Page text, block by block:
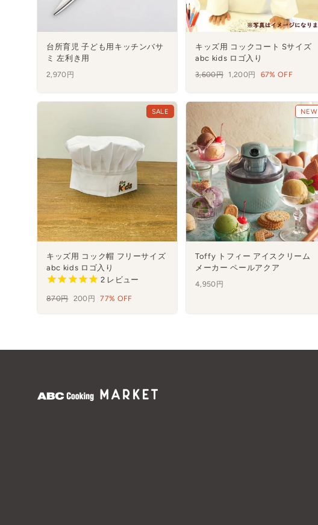
台所育児 子ども用キッチンバサ
ミ 左利き用
2,970円
キッズ用 コックコート Sサイズ
abc kids ロゴ入り
通
3,600円
セ
1,200円 67% OFF
SALE
キッズ用 コック帽 フリーサイズ
abc kids ロゴ入り
2レビュー
通
870円 セ
200円 77% OFF
NEW
Toffy トフィー アイスクリーム
メーカー ペールアクア
4,950円